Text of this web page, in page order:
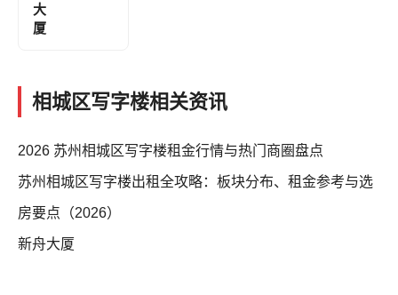
大
厦
相城区写字楼相关资讯
2026 苏州相城区写字楼租金行情与热门商圈盘点
苏州相城区写字楼出租全攻略：板块分布、租金参考与选
房要点（2026）
新舟大厦